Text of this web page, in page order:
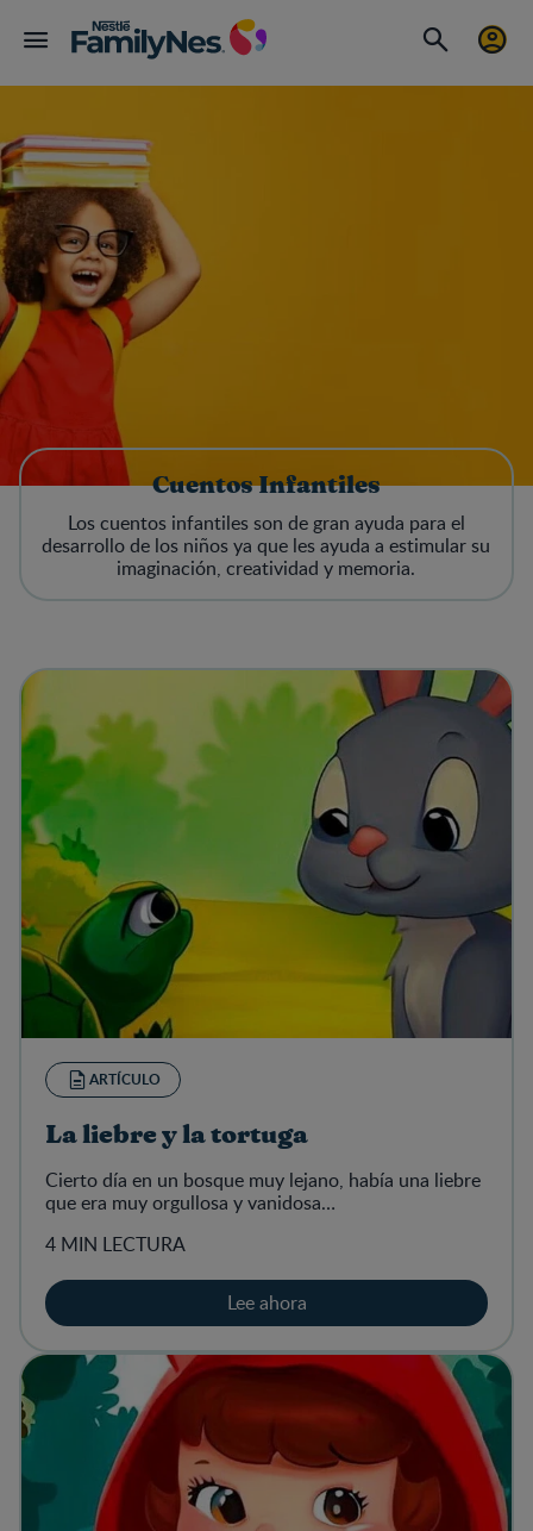
Cuentos Infantiles
Los cuentos infantiles son de gran ayuda para el
desarrollo de los niños ya que les ayuda a estimular su
imaginación, creatividad y memoria.
ARTÍCULO
La liebre y la tortuga
Cierto día en un bosque muy lejano, había una liebre
que era muy orgullosa y vanidosa…
4 MIN LECTURA
Lee ahora